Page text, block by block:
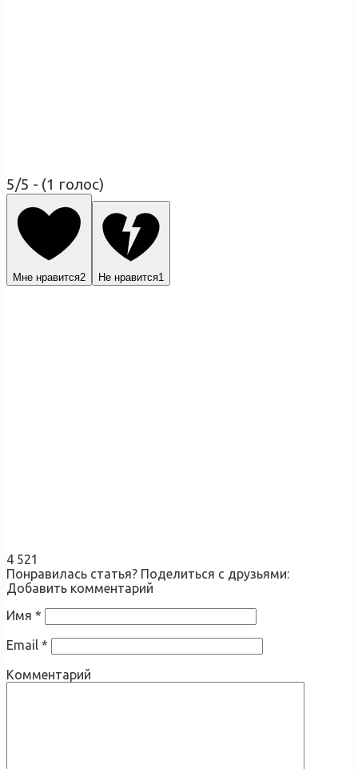
5/5 - (1 голос)
Мне нравится2 Не нравится1
4 521
Понравилась статья? Поделиться с друзьями:
Добавить комментарий
Имя *
Email *
Комментарий